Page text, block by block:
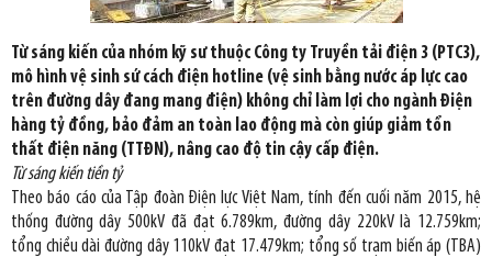
Từ sáng kiến của nhóm kỹ sư thuộc Công ty Truyền tải điện 3 (PTC3),
mô hình vệ sinh sứ cách điện hotline (vệ sinh bằng nước áp lực cao
trên đường dây đang mang điện) không chỉ làm lợi cho ngành Điện
hàng tỷ đồng, bảo đảm an toàn lao động mà còn giúp giảm tổn
thất điện năng (TTĐN), nâng cao độ tin cậy cấp điện.
Từ sáng kiến tiền tỷ
Theo báo cáo của Tập đoàn Điện lực Việt Nam, tính đến cuối năm 2015, hệ
thống đường dây 500kV đã đạt 6.789km, đường dây 220kV là 12.759km;
tổng chiều dài đường dây 110kV đạt 17.479km; tổng số trạm biến áp (TBA)